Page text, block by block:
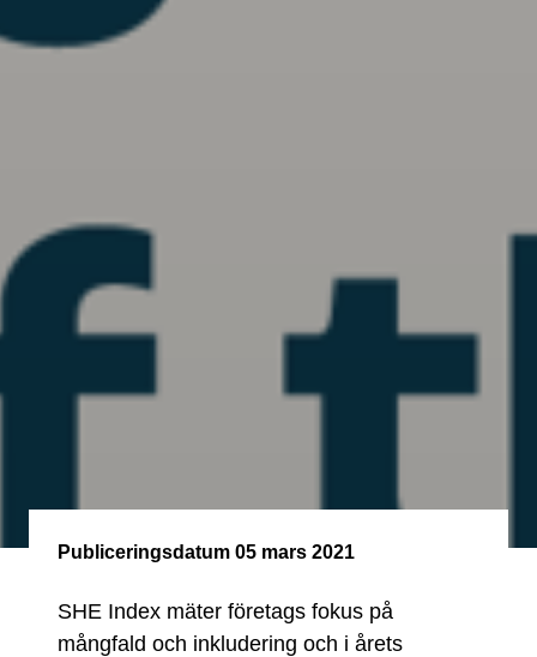
Publiceringsdatum 05 mars 2021
SHE Index mäter företags fokus på
mångfald och inkludering och i årets